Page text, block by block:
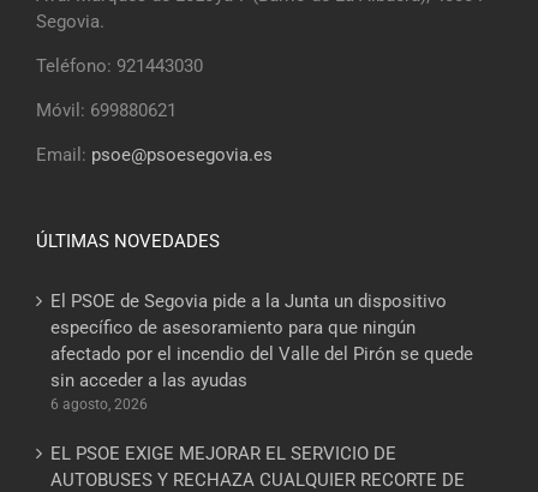
Segovia.
Teléfono: 921443030
Móvil: 699880621
Email: psoe@psoesegovia.es
ÚLTIMAS NOVEDADES
El PSOE de Segovia pide a la Junta un dispositivo
específico de asesoramiento para que ningún
afectado por el incendio del Valle del Pirón se quede
sin acceder a las ayudas
6 agosto, 2026
EL PSOE EXIGE MEJORAR EL SERVICIO DE
AUTOBUSES Y RECHAZA CUALQUIER RECORTE DE